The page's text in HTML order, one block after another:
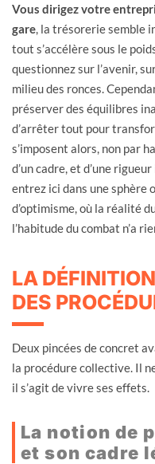
Vous dirigez votre
gare, la trésorerie semble
tout s’accélère sous le
questionnez sur l’avenir,
milieu des ronces.
préserver des équilibres
d’arrêter tout pour
s’imposent alors, non par
d’un cadre, et d’une
entrez ici dans une sphère
d’optimisme, où la réalité
l’habitude du combat n’a
LA
DES
Deux pincées de concret
la procédure collective. Il
il s’agit de vivre ses effets.
La notion de
et son cadre